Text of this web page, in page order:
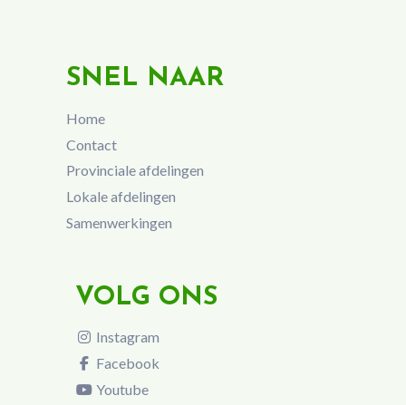
SNEL NAAR
Home
Contact
Provinciale afdelingen
Lokale afdelingen
Samenwerkingen
VOLG ONS
Instagram
Facebook
Youtube